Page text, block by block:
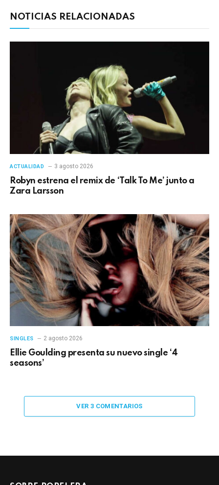
NOTICIAS RELACIONADAS
ACTUALIDAD 3 agosto 2026
Robyn estrena el remix de ‘Talk To Me’ junto a
Zara Larsson
SINGLES 2 agosto 2026
Ellie Goulding presenta su nuevo single ‘4
seasons’
VER 3 COMENTARIOS